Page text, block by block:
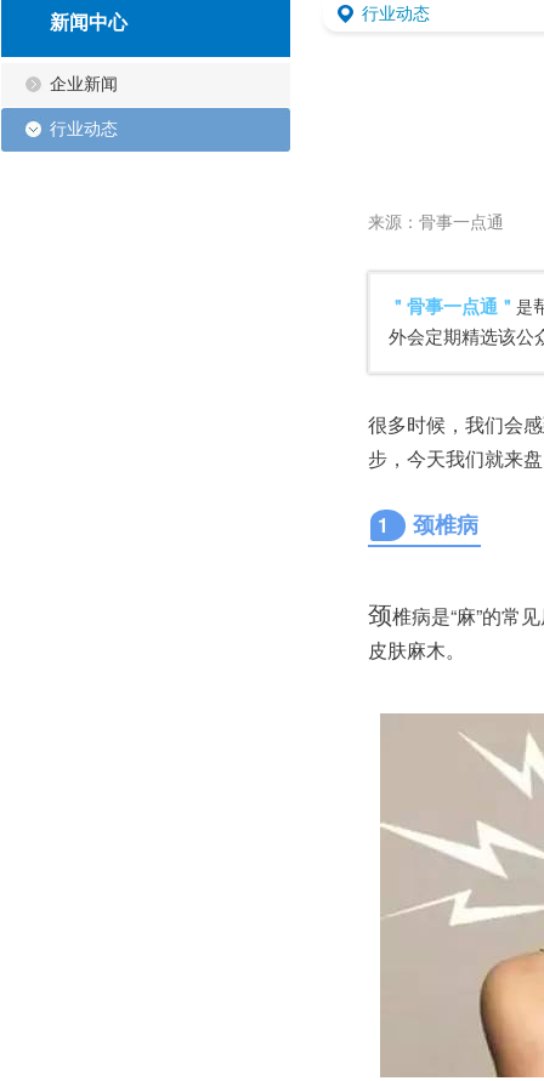
新闻中心
企业新闻
行业动态
行业动态
来源：骨事一点通
＂骨事一点通＂ 是
外会定期精选该公
很多时候，我们会
步，今天我们就来
1 颈椎病
颈椎病是“麻”的常
皮肤麻木。